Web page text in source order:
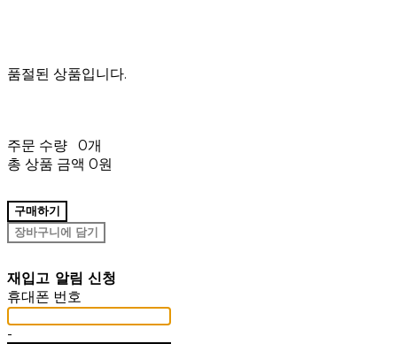
품절된 상품입니다.
주문 수량
0개
총 상품 금액 0원
구매하기
장바구니에 담기
재입고 알림 신청
휴대폰 번호
-